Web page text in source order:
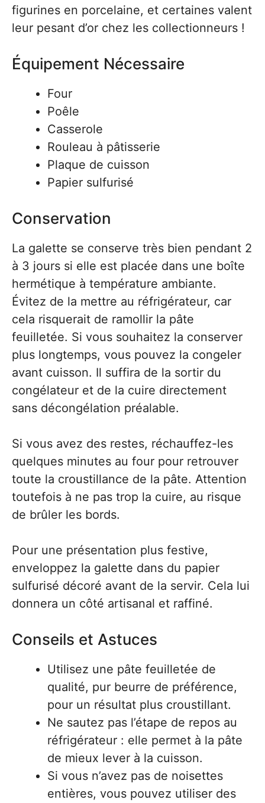
figurines en porcelaine, et certaines valent
leur pesant d’or chez les collectionneurs !
Équipement Nécessaire
Four
Poêle
Casserole
Rouleau à pâtisserie
Plaque de cuisson
Papier sulfurisé
Conservation
La galette se conserve très bien pendant 2
à 3 jours si elle est placée dans une boîte
hermétique à température ambiante.
Évitez de la mettre au réfrigérateur, car
cela risquerait de ramollir la pâte
feuilletée. Si vous souhaitez la conserver
plus longtemps, vous pouvez la congeler
avant cuisson. Il suffira de la sortir du
congélateur et de la cuire directement
sans décongélation préalable.
Si vous avez des restes, réchauffez-les
quelques minutes au four pour retrouver
toute la croustillance de la pâte. Attention
toutefois à ne pas trop la cuire, au risque
de brûler les bords.
Pour une présentation plus festive,
enveloppez la galette dans du papier
sulfurisé décoré avant de la servir. Cela lui
donnera un côté artisanal et raffiné.
Conseils et Astuces
Utilisez une pâte feuilletée de
qualité, pur beurre de préférence,
pour un résultat plus croustillant.
Ne sautez pas l’étape de repos au
réfrigérateur : elle permet à la pâte
de mieux lever à la cuisson.
Si vous n’avez pas de noisettes
entières, vous pouvez utiliser des